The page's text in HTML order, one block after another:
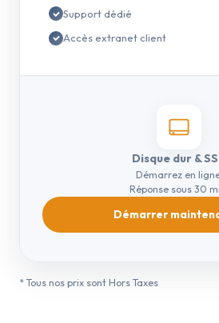
Support dédié
Accès extranet client
Disque dur &
Démarrez en
Réponse sous 30
Démarrer
* Tous nos prix sont Hors Taxes